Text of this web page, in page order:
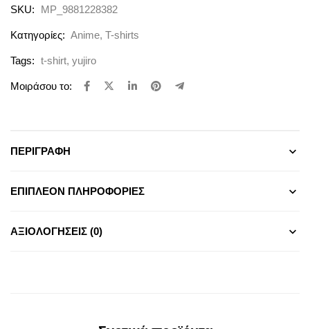
SKU: MP_9881228382
Κατηγορίες: Anime, T-shirts
Tags: t-shirt, yujiro
Μοιράσου το:
ΠΕΡΙΓΡΑΦΉ
ΕΠΙΠΛΈΟΝ ΠΛΗΡΟΦΟΡΊΕΣ
ΑΞΙΟΛΟΓΉΣΕΙΣ (0)